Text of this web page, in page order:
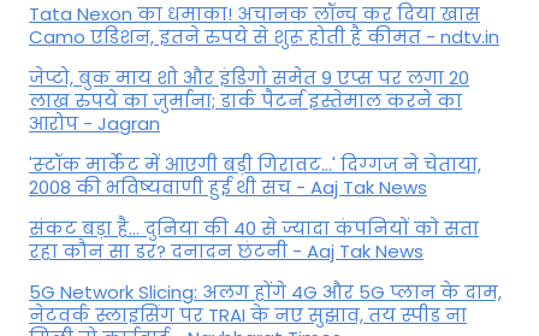
Tata Nexon का धमाका! अचानक लॉन्च कर दिया खास
Camo एडिशन, इतने रुपये से शुरू होती है कीमत - ndtv.in
जेप्टो, बुक माय शो और इंडिगो समेत 9 एप्स पर लगा 20
लाख रुपये का जुर्माना; डार्क पैटर्न इस्तेमाल करने का
आरोप - Jagran
'स्‍टॉक मार्केट में आएगी बड़ी गिरावट...' दिग्‍गज ने चेताया,
2008 की भविष्यवाणी हुई थी सच - Aaj Tak News
संकट बड़ा है... दुनिया की 40 से ज्यादा कंपनियों को सता
रहा कौन सा डर? दनादन छंटनी - Aaj Tak News
5G Network Slicing: अलग होंगे 4G और 5G प्लान के दाम,
नेटवर्क स्लाइसिंग पर TRAI के नए सुझाव, तय स्पीड ना